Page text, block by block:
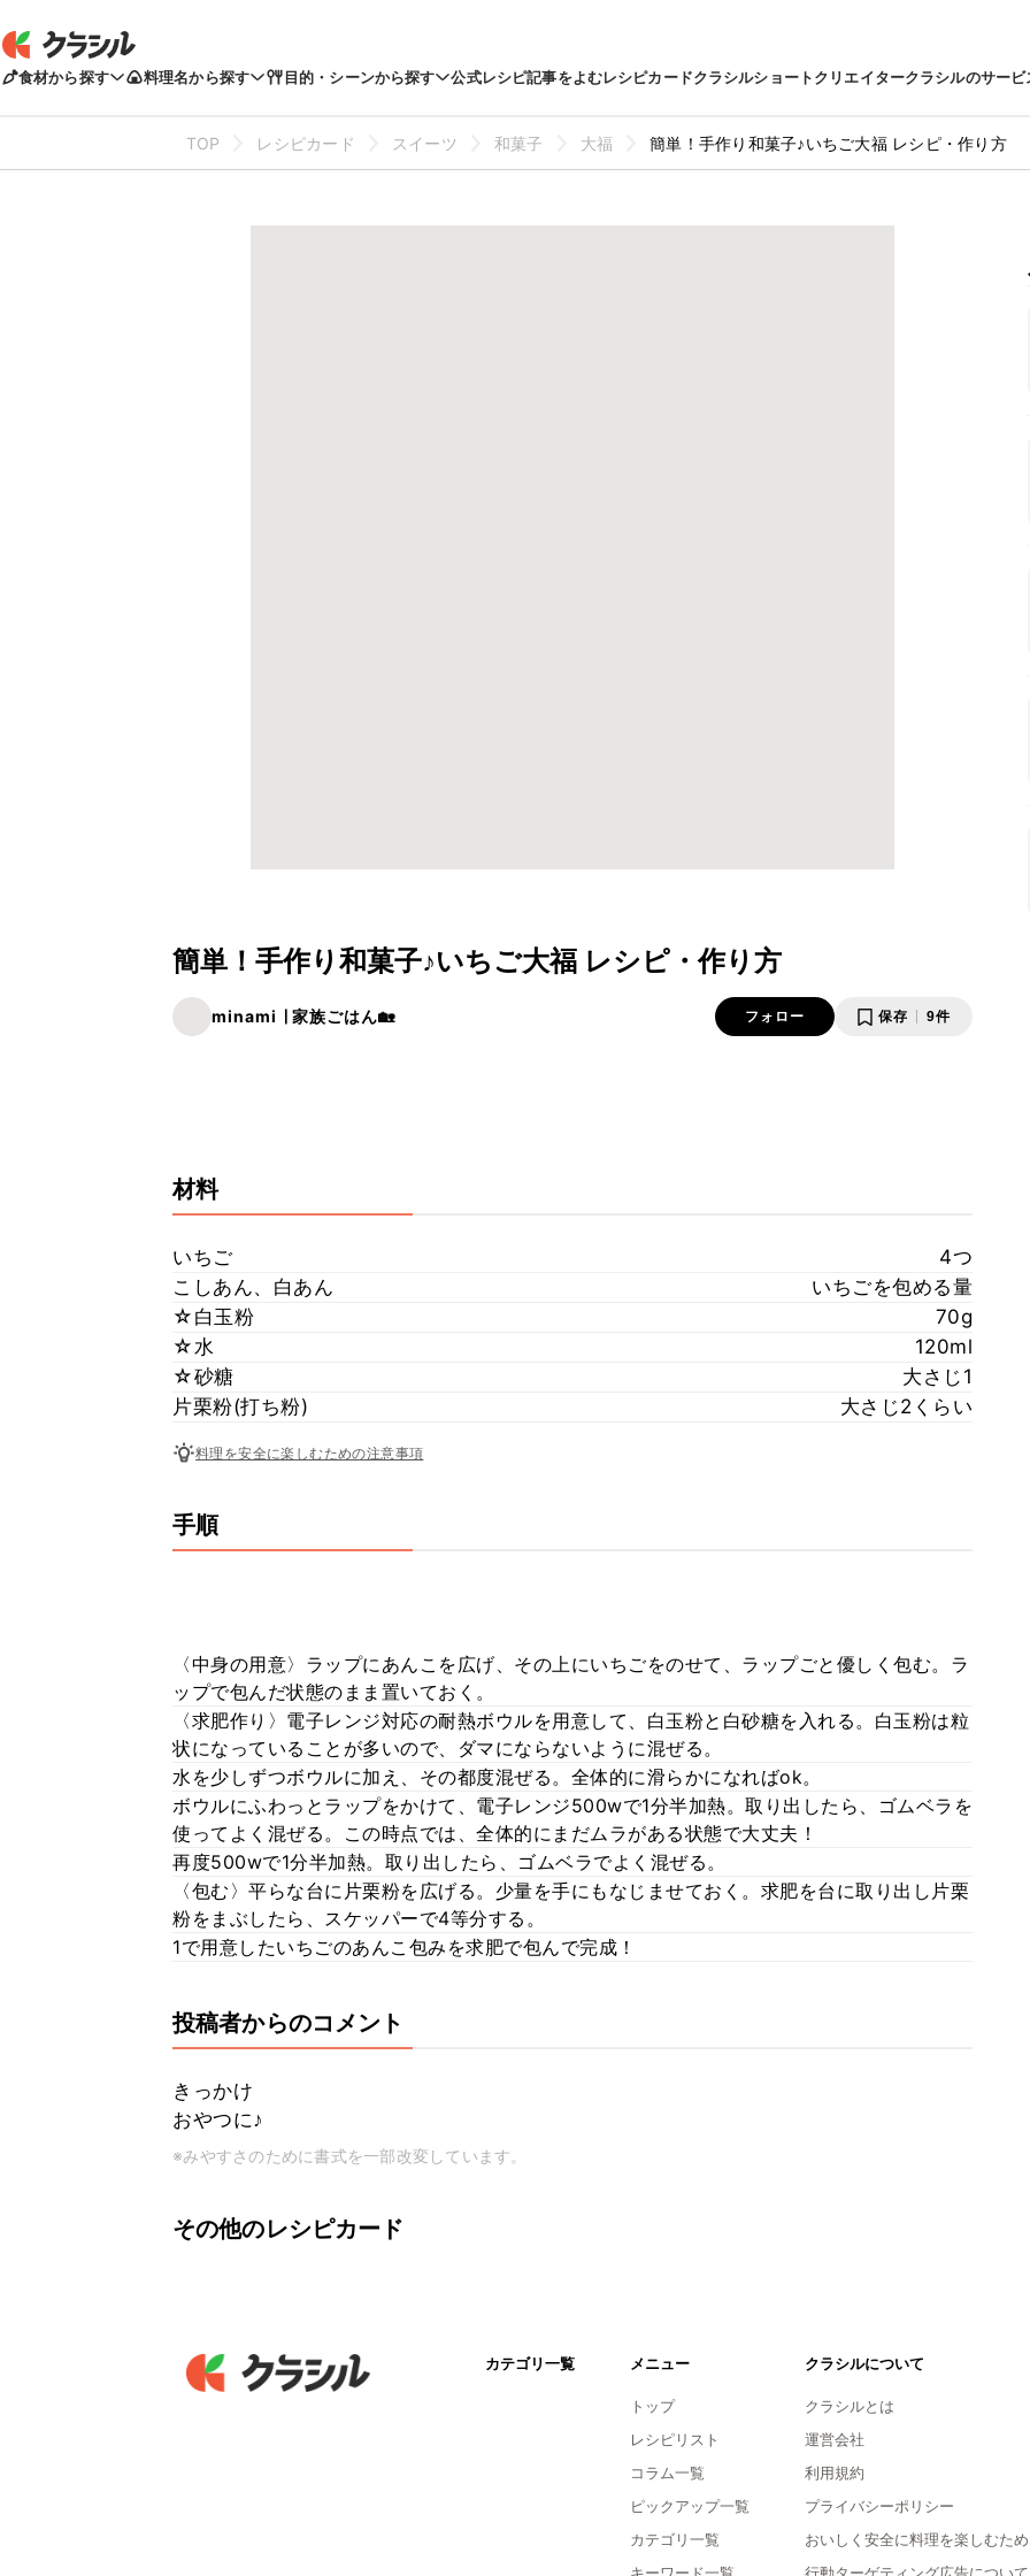
食材から探す 料理名から探す 目的・シーンから探す 公式レシピ記事をよむレシピカードクラシルショートクリエイタークラシルのサービ
TOP レシピカード スイーツ 和菓子 大福 簡単！手作り和菓子♪いちご大福 レシピ・作り方
簡単！手作り和菓子♪いちご大福 レシピ・作り方
minami ∣ 家族ごはん🏡 フォロー 保存 9件
材料
いちご
4つ
こしあん、白あん
いちごを包める量
☆白玉粉
70g
☆水
120ml
☆砂糖
大さじ1
片栗粉(打ち粉)
大さじ2くらい
料理を安全に楽しむための注意事項
手順
〈中身の用意〉ラップにあんこを広げ、その上にいちごをのせて、ラップごと優しく包む。ラ
ップで包んだ状態のまま置いておく。
〈求肥作り〉電子レンジ対応の耐熱ボウルを用意して、白玉粉と白砂糖を入れる。白玉粉は粒
状になっていることが多いので、ダマにならないように混ぜる。
水を少しずつボウルに加え、その都度混ぜる。全体的に滑らかになればok。
ボウルにふわっとラップをかけて、電子レンジ500wで1分半加熱。取り出したら、ゴムベラを
使ってよく混ぜる。この時点では、全体的にまだムラがある状態で大丈夫！
再度500wで1分半加熱。取り出したら、ゴムベラでよく混ぜる。
〈包む〉平らな台に片栗粉を広げる。少量を手にもなじませておく。求肥を台に取り出し片栗
粉をまぶしたら、スケッパーで4等分する。
1で用意したいちごのあんこ包みを求肥で包んで完成！
投稿者からのコメント
きっかけ
おやつに♪
※みやすさのために書式を一部改変しています。
その他のレシピカード
カテゴリ一覧 メニュー
トップ
レシピリスト
コラム一覧
ピックアップ一覧
カテゴリ一覧
クラシルについて
クラシルとは
運営会社
利用規約
プライバシーポリシー
おいしく安全に料理を楽しむた